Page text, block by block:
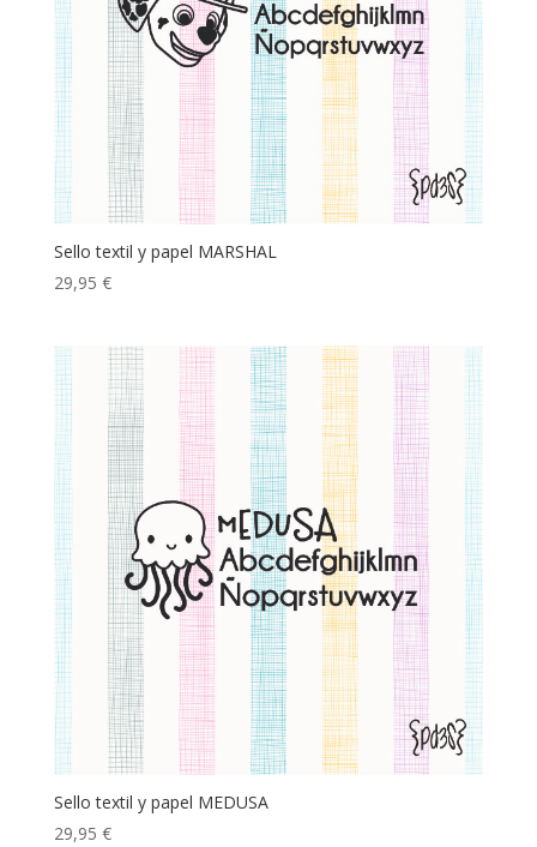
Sello textil y papel MARSHAL
29,95 €
Sello textil y papel MEDUSA
29,95 €